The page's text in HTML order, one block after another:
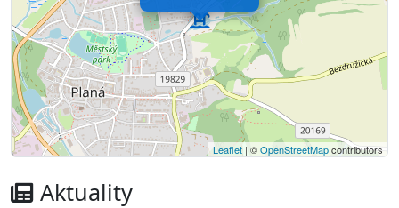
Leaflet | ©OpenStreetMapcontributors
Aktuality